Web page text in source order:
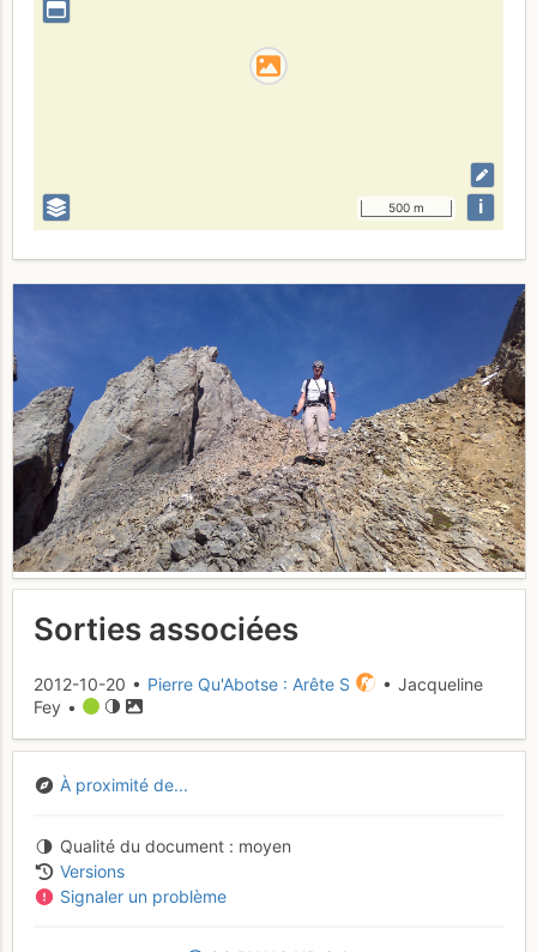
500 m i
Sorties associées
2012-10-20 • Pierre Qu'Abotse : Arête S
• Jacqueline
Fey •
À proximité de...
Qualité du document
moyen
Versions
Signaler un problème